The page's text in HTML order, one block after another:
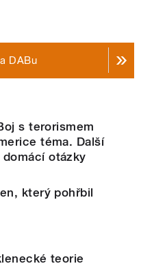
DABu
s terorismem
téma. Další
otázky
který pohřbil
teorie